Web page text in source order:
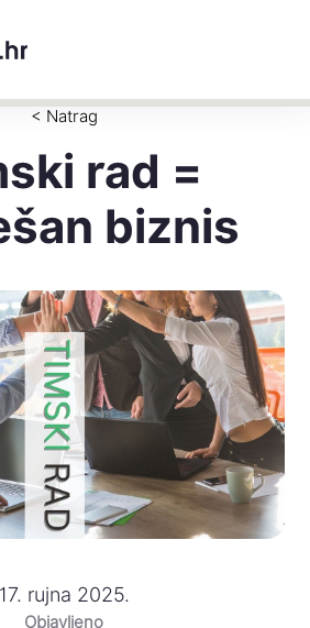
< Natrag
rad =
biznis
17. rujna 2025.
Objavljeno